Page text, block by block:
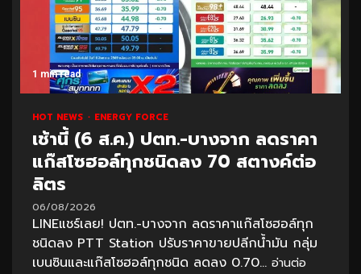
1 min read
HOT NEWS ENERGY FORCE
เช้านี้ (6 ส.ค.) ปตท.-บางจาก ลดราคา
แก๊สโซฮอล์ทุกชนิดลง 70 สตางค์ต่อ
ลิตร
06/08/2026
LINEแชร์เลย! ปตท.-บางจาก ลดราคาแก๊สโซฮอล์ทุก
ชนิดลง PTT Station ปรับราคาขายปลีกน้ำมัน กลุ่ม
เบนซินและแก๊สโซฮอล์ทุกชนิด ลดลง 0.70... อ่านต่อ